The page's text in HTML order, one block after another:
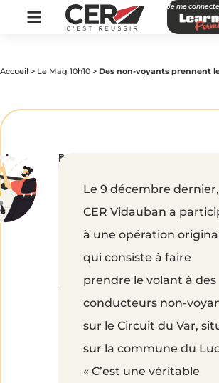
Je me
Accueil > Le Mag 10h10 > Des non-voyants prennent
Des
non-
voyants
prennent
le
volant !
par
CER
|Publié
le
Le 9 décembre
CER Vidauban a
à une opération
qui consiste à faire
prendre le volant à des
conducteurs non-
sur le Circuit du Var,
sur la commune du
« C’est une véritable